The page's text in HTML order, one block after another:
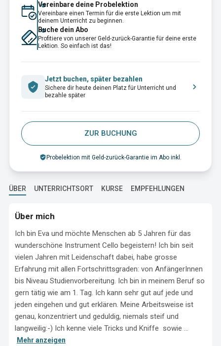
Vereinbare deine Probelektion
Vereinbare einen Termin für die erste Lektion um mit
deinem Unterricht zu beginnen.
Buche dein Abo
Profitiere von unserer Geld-zurück-Garantie für deine erste
Lektion. So einfach ist das!
Jetzt buchen, später bezahlen
Sichere dir heute deinen Platz für Unterricht und
bezahle später
ZUR BUCHUNG
Probelektion mit Geld-zurück-Garantie im Abo inkl.
ÜBER UNTERRICHTSORT KURSE EMPFEHLUNGEN
Über mich
Ich bin Eva und möchte Menschen ab 5 Jahren für das
wunderschöne Instrument Cello begeistern! Ich bin seit
vielen Jahren mit Leidenschaft dabei, habe grosse
Erfahrung mit allen Fortschrittsgraden: von AnfängerInnen
bis Niveau Studienvorbereitung. Ich bin in meinem Beruf so
gern tätig wie am 1. Tag. Ich kann sehr gut auf jede und
jeden eingehen und gut erklären. Meine Arbeitsweise ist
genau, konzentriert und geduldig, niemals steif und
langweilig:-) Ich kenne viele Tricks und Kniffe  sowie ...
Mehr anzeigen